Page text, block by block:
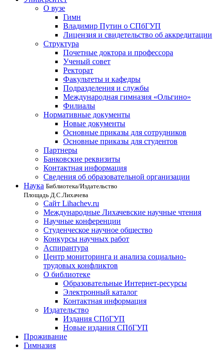
О вузе
Гимн
Владимир Путин о СПбГУП
Лицензия и свидетельство об аккредитации
Структура
Почетные доктора и профессора
Ученый совет
Ректорат
Факультеты и кафедры
Подразделения и службы
Международная гимназия «Ольгино»
Филиалы
Нормативные документы
Новые документы
Основные приказы для сотрудников
Основные приказы для студентов
Партнеры
Банковские реквизиты
Контактная информация
Сведения об образовательной организации
Наука Библиотека/Издательство
Площадь Д.С.Лихачева
Сайт Lihachev.ru
Международные Лихачевские научные чтения
Научные конференции
Студенческое научное общество
Конкурсы научных работ
Аспирантура
Центр мониторинга и анализа социально-
трудовых конфликтов
О библиотеке
Образовательные Интернет-ресурсы
Электронный каталог
Контактная информация
Издательство
Издания СПбГУП
Новые издания СПбГУП
Проживание
Гимназия